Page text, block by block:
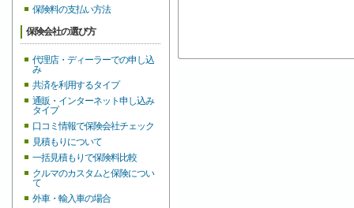
保険料の支払い方法
保険会社の選び方
代理店・ディーラーでの申し込
み
共済を利用するタイプ
通販・インターネット申し込み
タイプ
口コミ情報で保険会社チェック
見積もりについて
一括見積もりで保険料比較
クルマのカスタムと保険につい
て
外車・輸入車の場合